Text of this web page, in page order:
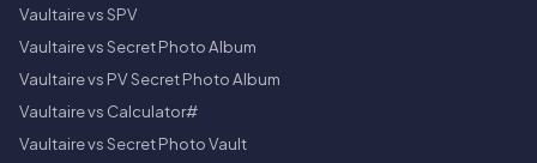
Vaultaire vs SPV
Vaultaire vs Secret Photo Album
Vaultaire vs PV Secret Photo Album
Vaultaire vs Calculator#
Vaultaire vs Secret Photo Vault